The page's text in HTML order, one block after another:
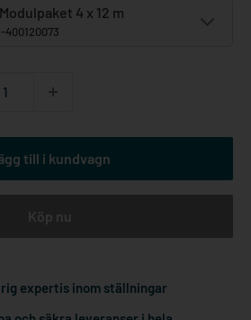
4 x 12 m
400120073
till i kundvagn
Köp nu
expertis inom ställningar